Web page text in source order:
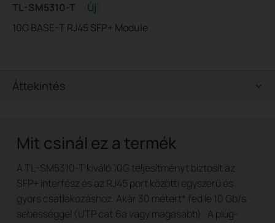
TL-SM5310-T
Új
10G BASE-T RJ45 SFP+ Module
Áttekintés
Mit csinál ez a termék
A TL-SM5310-T kiváló 10G teljesítményt biztosít az
SFP+ interfész és az RJ45 port közötti egyszerű és
gyors csatlakozáshoz. Akár 30 métert* fed le 10 Gb/s
sebességgel (UTP cat.6a vagy magasabb) . A plug-